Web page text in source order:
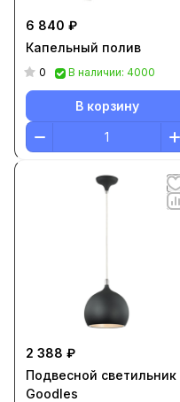
6 840 ₽
Капельный полив
0 В наличии: 4000
В корзину
2 388 ₽
Подвесной светильник
Goodles